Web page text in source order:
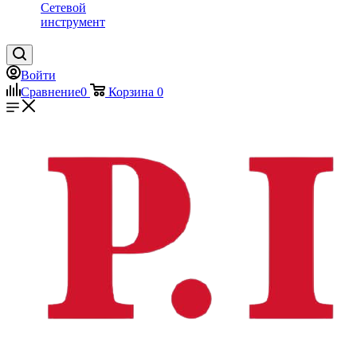
Сетевой
инструмент
Войти
Сравнение0 Корзина 0